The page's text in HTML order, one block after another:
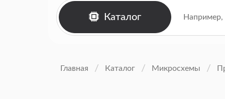
Каталог
Главная Каталог Микросхемы